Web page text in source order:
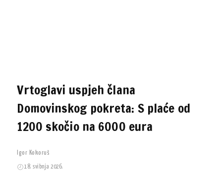
Vrtoglavi uspjeh člana
Domovinskog pokreta: S plaće od
1200 skočio na 6000 eura
Igor Kokoruš
18. svibnja 2026.